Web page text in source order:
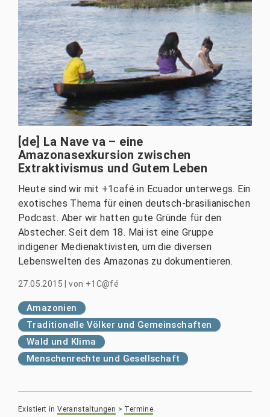
[de] La Nave va – eine
Amazonasexkursion zwischen
Extraktivismus und Gutem Leben
Heute sind wir mit +1café in Ecuador unterwegs. Ein
exotisches Thema für einen deutsch-brasilianischen
Podcast. Aber wir hatten gute Gründe für den
Abstecher. Seit dem 18. Mai ist eine Gruppe
indigener Medienaktivisten, um die diversen
Lebenswelten des Amazonas zu dokumentieren.
27.05.2015 |von +1C@fé
Amazonien
Traditionelle Völker und Gemeinschaften
Wald und Klima
Menschenrechte und Gesellschaft
Existiert in Veranstaltungen > Termine